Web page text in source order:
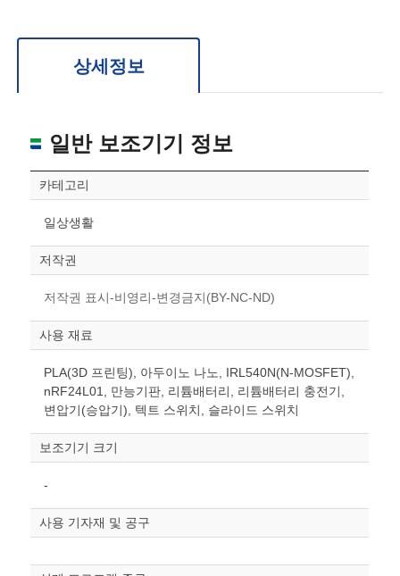
상세정보
일반 보조기기 정보
카테고리
일상생활
저작권
저작권 표시-비영리-변경금지(BY-NC-ND)
사용 재료
PLA(3D 프린팅), 아두이노 나노, IRL540N(N-MOSFET),
nRF24L01, 만능기판, 리튬배터리, 리튬배터리 충전기,
변압기(승압기), 텍트 스위치, 슬라이드 스위치
보조기기 크기
-
사용 기자재 및 공구